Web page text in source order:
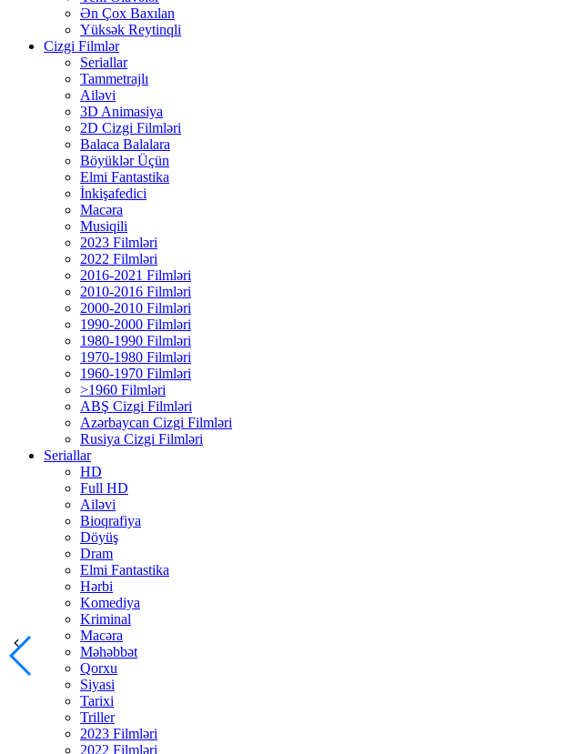
Ən Çox Baxılan
Yüksək Reytinqli
Cizgi Filmlər
Seriallar
Tammetrajlı
Ailəvi
3D Animasiya
2D Cizgi Filmləri
Balaca Balalara
Böyüklər Üçün
Elmi Fantastika
İnkişafedici
Macəra
Musiqili
2023 Filmləri
2022 Filmləri
2016-2021 Filmləri
2010-2016 Filmləri
2000-2010 Filmləri
1990-2000 Filmləri
1980-1990 Filmləri
1970-1980 Filmləri
1960-1970 Filmləri
>1960 Filmləri
ABŞ Cizgi Filmləri
Azərbaycan Cizgi Filmləri
Rusiya Cizgi Filmləri
Seriallar
HD
Full HD
Ailəvi
Bioqrafiya
Döyüş
Dram
Elmi Fantastika
Hərbi
Komediya
Kriminal
Macəra
Məhəbbət
Qorxu
Siyasi
Tarixi
Triller
2023 Filmləri
2022 Filmləri